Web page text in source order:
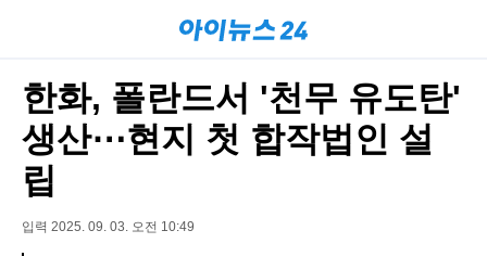
한화, 폴란드서 '천무 유도탄'
생산⋯현지 첫 합작법인 설
립
입력 2025. 09. 03. 오전 10:49